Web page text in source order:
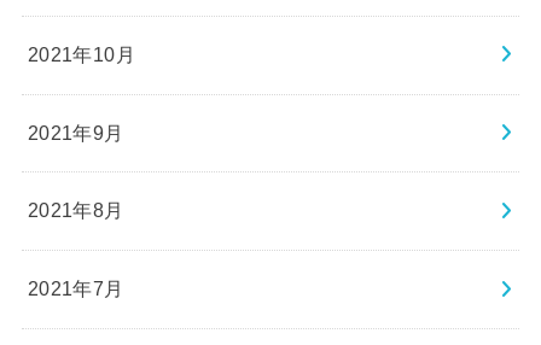
2021年10月
2021年9月
2021年8月
2021年7月